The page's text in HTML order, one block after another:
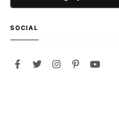
SOCIAL